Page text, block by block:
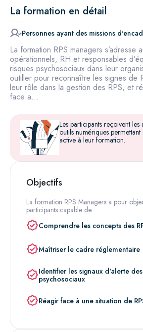
La formation en détail
Personnes ayant des missions
La formation RPS managers s’adresse
opérationnels, RH et responsables
risques psychosociaux dans leur
outiller pour reconnaître les signes de
leur rôle dans la gestion des RPS, et
face a...
Les participants reçoivent
outils numériques
active à leur formation.
Objectifs
La formation RPS Managers a pour
participants capable de :
Comprendre les concepts des
Maîtriser le cadre réglementaire
Identifier les signaux d'alerte
psychosociaux
Réagir face à une situation de